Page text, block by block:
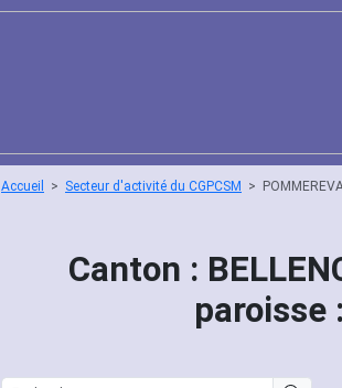
Accueil Secteur d'activité du CGPCSM
Canton :
paroisse